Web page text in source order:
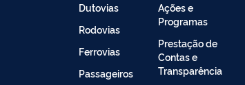
Dutovias
Rodovias
Ferrovias
Passageiros
Ações e
Programas
Prestação de
Contas e
Transparência